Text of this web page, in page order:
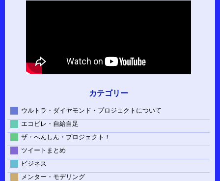
カテゴリー
ウルトラ・ダイヤモンド・プロジェクトについて
エコビレ・自給自足
ザ・へんしん・プロジェクト！
ツイートまとめ
ビジネス
メンター・モデリング